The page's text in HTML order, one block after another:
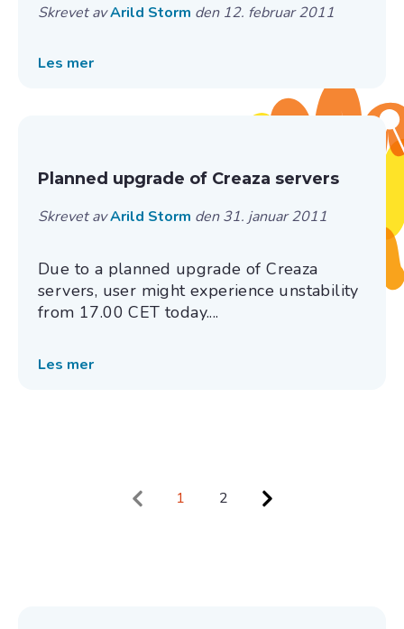
Skrevet avArild Storm den 12. februar 2011
Les mer
Planned upgrade of Creaza servers
Skrevet avArild Storm den 31. januar 2011
Due to a planned upgrade of Creaza
servers, user might experience unstability
from 17.00 CET today....
Les mer
1 2